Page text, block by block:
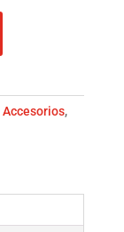
Accesorios,